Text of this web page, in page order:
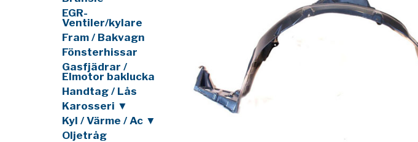
EGR-
Ventiler/kylare
Fram / Bakvagn
Fönsterhissar
Gasfjädrar /
Elmotor baklucka
Handtag / Lås
Karosseri ▼
Kyl / Värme / Ac ▼
Oljetråg